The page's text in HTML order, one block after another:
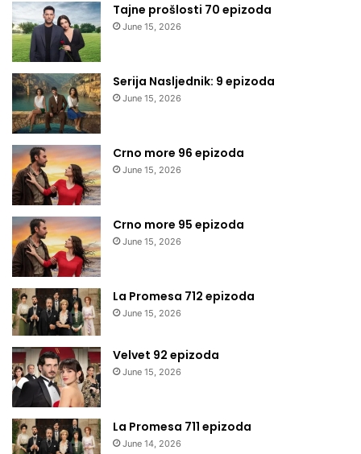
Tajne prošlosti 70 epizoda
June 15, 2026
Serija Nasljednik: 9 epizoda
June 15, 2026
Crno more 96 epizoda
June 15, 2026
Crno more 95 epizoda
June 15, 2026
La Promesa 712 epizoda
June 15, 2026
Velvet 92 epizoda
June 15, 2026
La Promesa 711 epizoda
June 14, 2026